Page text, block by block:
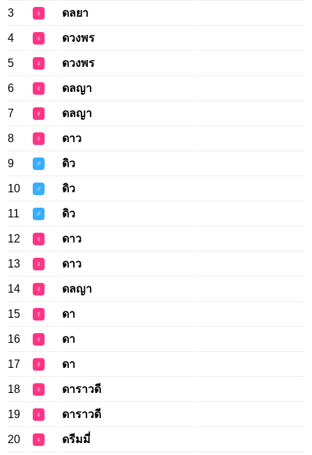
3 ♀ ดลยา
4 ♀ ดวงพร
5 ♀ ดวงพร
6 ♀ ดลญา
7 ♀ ดลญา
8 ♀ ดาว
9 ♂ ดิว
10 ♂ ดิว
11 ♂ ดิว
12 ♀ ดาว
13 ♀ ดาว
14 ♀ ดลญา
15 ♀ ดา
16 ♀ ดา
17 ♀ ดา
18 ♀ ดาราวดี
19 ♀ ดาราวดี
20 ♀ ดรีมมี่